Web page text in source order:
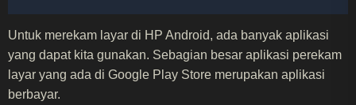
Untuk merekam layar di HP Android, ada banyak aplikasi
yang dapat kita gunakan. Sebagian besar aplikasi perekam
layar yang ada di Google Play Store merupakan aplikasi
berbayar.